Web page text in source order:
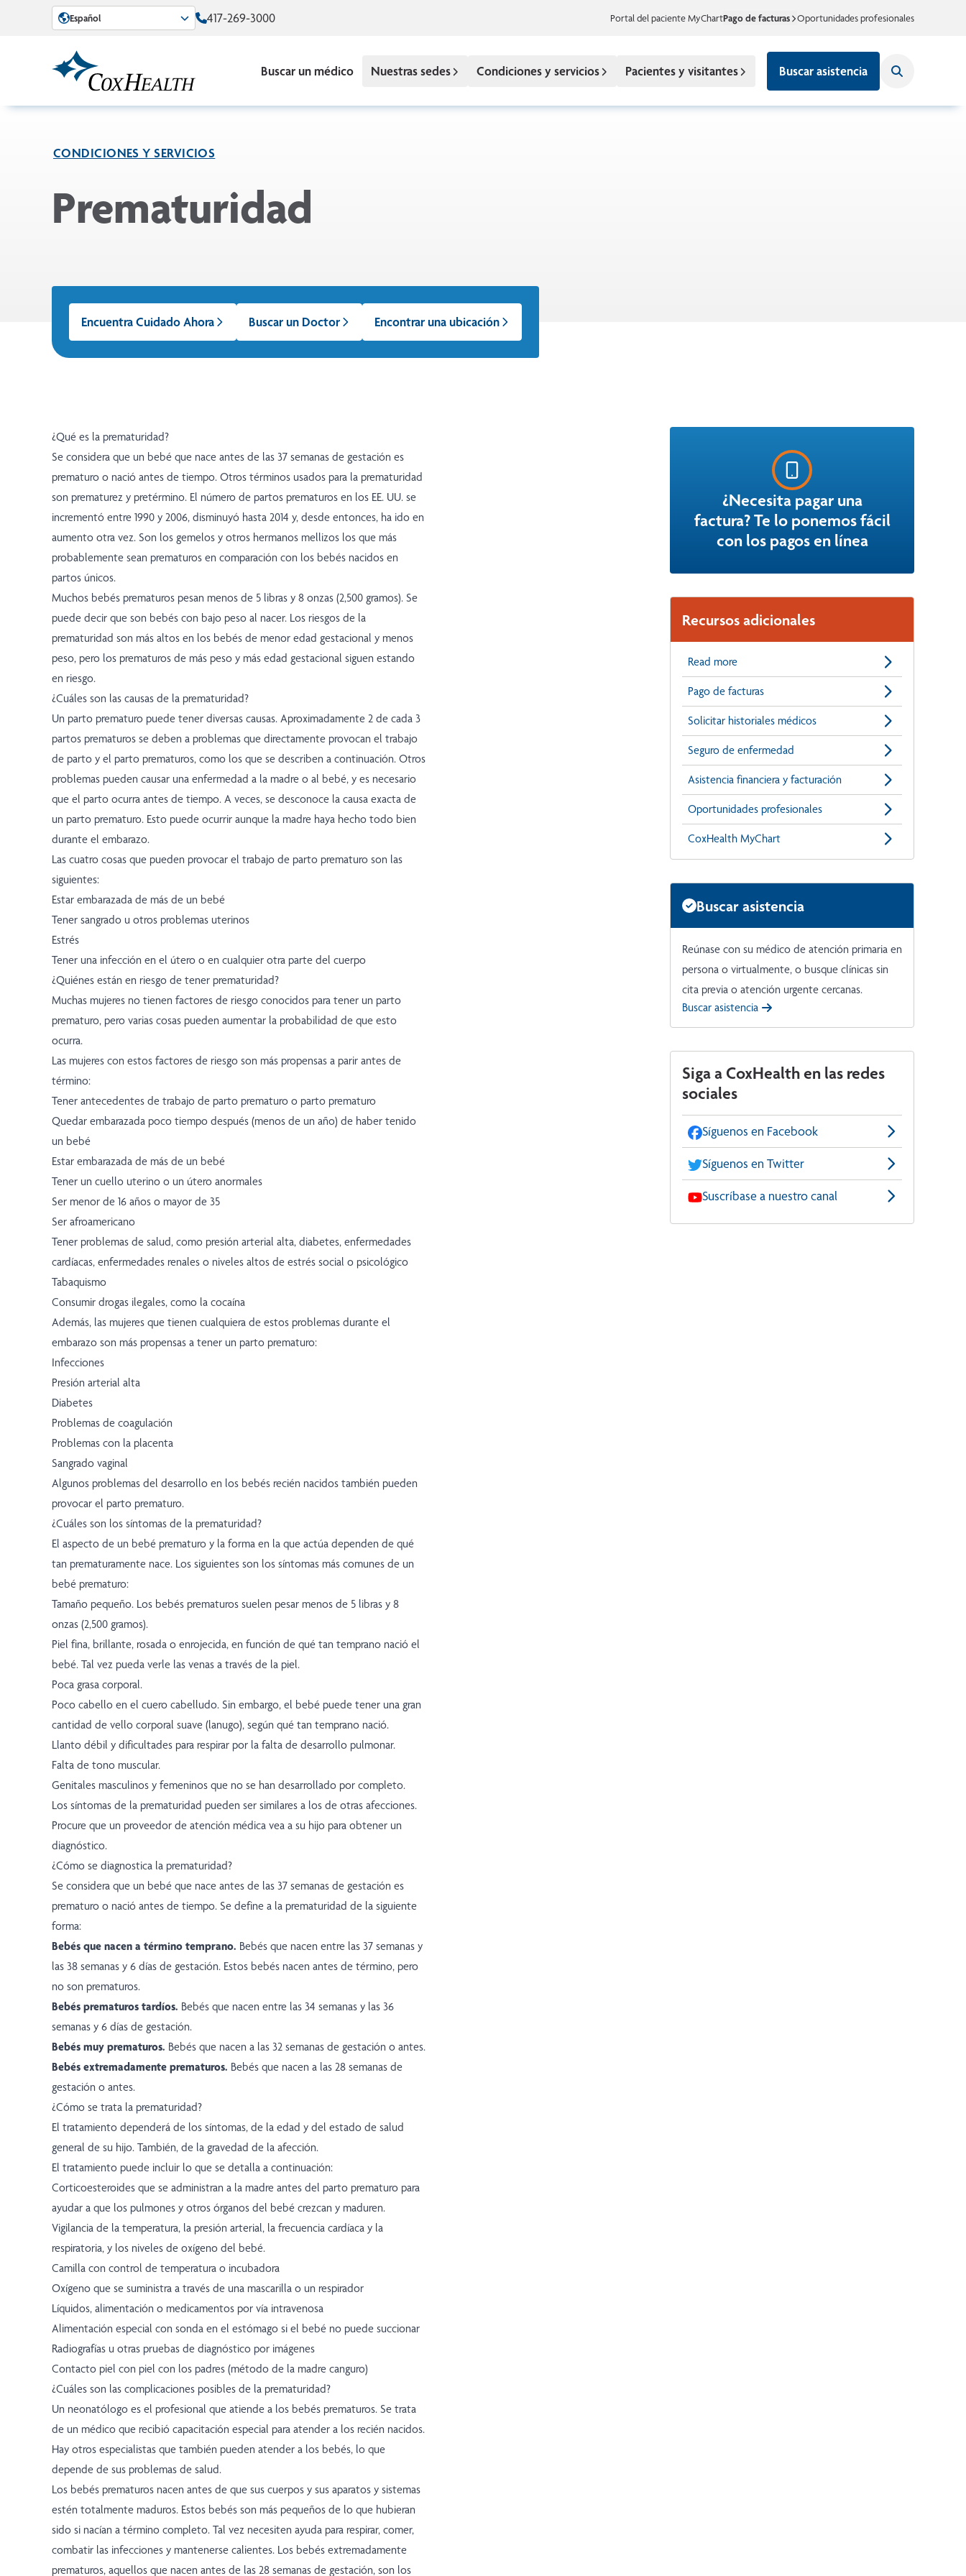
Skip to Main Content
Español 417-269-3000 Portal del paciente MyChartPago de facturas Oportunidades profesionales
Buscar un médico Nuestras sedes Condiciones y servicios Pacientes y visitantes Buscar asistencia
CONDICIONES Y SERVICIOS
Prematuridad
Encuentra Cuidado Ahora Buscar un Doctor Encontrar una ubicación
¿Qué es la prematuridad?
Se considera que un bebé que nace antes de las 37 semanas de gestación es
prematuro o nació antes de tiempo. Otros términos usados para la prematuridad
son prematurez y pretérmino. El número de partos prematuros en los EE. UU. se
incrementó entre 1990 y 2006, disminuyó hasta 2014 y, desde entonces, ha ido en
aumento otra vez. Son los gemelos y otros hermanos mellizos los que más
probablemente sean prematuros en comparación con los bebés nacidos en
partos únicos.
Muchos bebés prematuros pesan menos de 5 libras y 8 onzas (2,500 gramos). Se
puede decir que son bebés con bajo peso al nacer. Los riesgos de la
prematuridad son más altos en los bebés de menor edad gestacional y menos
peso, pero los prematuros de más peso y más edad gestacional siguen estando
en riesgo.
¿Cuáles son las causas de la prematuridad?
Un parto prematuro puede tener diversas causas. Aproximadamente 2 de cada 3
partos prematuros se deben a problemas que directamente provocan el trabajo
de parto y el parto prematuros, como los que se describen a continuación. Otros
problemas pueden causar una enfermedad a la madre o al bebé, y es necesario
que el parto ocurra antes de tiempo. A veces, se desconoce la causa exacta de
un parto prematuro. Esto puede ocurrir aunque la madre haya hecho todo bien
durante el embarazo.
Las cuatro cosas que pueden provocar el trabajo de parto prematuro son las
siguientes:
Estar embarazada de más de un bebé
Tener sangrado u otros problemas uterinos
Estrés
Tener una infección en el útero o en cualquier otra parte del cuerpo
¿Quiénes están en riesgo de tener prematuridad?
Muchas mujeres no tienen factores de riesgo conocidos para tener un parto
prematuro, pero varias cosas pueden aumentar la probabilidad de que esto
ocurra.
Las mujeres con estos factores de riesgo son más propensas a parir antes de
término:
Tener antecedentes de trabajo de parto prematuro o parto prematuro
Quedar embarazada poco tiempo después (menos de un año) de haber tenido
un bebé
Estar embarazada de más de un bebé
Tener un cuello uterino o un útero anormales
Ser menor de 16 años o mayor de 35
Ser afroamericano
Tener problemas de salud, como presión arterial alta, diabetes, enfermedades
cardíacas, enfermedades renales o niveles altos de estrés social o psicológico
Tabaquismo
Consumir drogas ilegales, como la cocaína
Además, las mujeres que tienen cualquiera de estos problemas durante el
embarazo son más propensas a tener un parto prematuro:
Infecciones
Presión arterial alta
Diabetes
Problemas de coagulación
Problemas con la placenta
Sangrado vaginal
Algunos problemas del desarrollo en los bebés recién nacidos también pueden
provocar el parto prematuro.
¿Cuáles son los síntomas de la prematuridad?
El aspecto de un bebé prematuro y la forma en la que actúa dependen de qué
tan prematuramente nace. Los siguientes son los síntomas más comunes de un
bebé prematuro:
Tamaño pequeño. Los bebés prematuros suelen pesar menos de 5 libras y 8
onzas (2,500 gramos).
Piel fina, brillante, rosada o enrojecida, en función de qué tan temprano nació el
bebé. Tal vez pueda verle las venas a través de la piel.
Poca grasa corporal.
Poco cabello en el cuero cabelludo. Sin embargo, el bebé puede tener una gran
cantidad de vello corporal suave (lanugo), según qué tan temprano nació.
Llanto débil y dificultades para respirar por la falta de desarrollo pulmonar.
Falta de tono muscular.
Genitales masculinos y femeninos que no se han desarrollado por completo.
Los síntomas de la prematuridad pueden ser similares a los de otras afecciones.
Procure que un proveedor de atención médica vea a su hijo para obtener un
diagnóstico.
¿Cómo se diagnostica la prematuridad?
Se considera que un bebé que nace antes de las 37 semanas de gestación es
prematuro o nació antes de tiempo. Se define a la prematuridad de la siguiente
forma:
Bebés que nacen a término temprano. Bebés que nacen entre las 37 semanas y
las 38 semanas y 6 días de gestación. Estos bebés nacen antes de término, pero
no son prematuros.
Bebés prematuros tardíos. Bebés que nacen entre las 34 semanas y las 36
semanas y 6 días de gestación.
Bebés muy prematuros. Bebés que nacen a las 32 semanas de gestación o antes.
Bebés extremadamente prematuros. Bebés que nacen a las 28 semanas de
gestación o antes.
¿Cómo se trata la prematuridad?
El tratamiento dependerá de los síntomas, de la edad y del estado de salud
general de su hijo. También, de la gravedad de la afección.
El tratamiento puede incluir lo que se detalla a continuación:
Corticoesteroides que se administran a la madre antes del parto prematuro para
ayudar a que los pulmones y otros órganos del bebé crezcan y maduren.
Vigilancia de la temperatura, la presión arterial, la frecuencia cardíaca y la
respiratoria, y los niveles de oxígeno del bebé.
Camilla con control de temperatura o incubadora
Oxígeno que se suministra a través de una mascarilla o un respirador
Líquidos, alimentación o medicamentos por vía intravenosa
Alimentación especial con sonda en el estómago si el bebé no puede succionar
Radiografías u otras pruebas de diagnóstico por imágenes
Contacto piel con piel con los padres (método de la madre canguro)
¿Cuáles son las complicaciones posibles de la prematuridad?
Un neonatólogo es el profesional que atiende a los bebés prematuros. Se trata
de un médico que recibió capacitación especial para atender a los recién nacidos.
Hay otros especialistas que también pueden atender a los bebés, lo que
depende de sus problemas de salud.
Los bebés prematuros nacen antes de que sus cuerpos y sus aparatos y sistemas
estén totalmente maduros. Estos bebés son más pequeños de lo que hubieran
sido si nacían a término completo. Tal vez necesiten ayuda para respirar, comer,
combatir las infecciones y mantenerse calientes. Los bebés extremadamente
prematuros, aquellos que nacen antes de las 28 semanas de gestación, son los
¿Necesita pagar una
factura? Te lo ponemos fácil
con los pagos en línea
Recursos adicionales
Read more
Pago de facturas
Solicitar historiales médicos
Seguro de enfermedad
Asistencia financiera y facturación
Oportunidades profesionales
CoxHealth MyChart
Buscar asistencia
Reúnase con su médico de atención primaria en
persona o virtualmente, o busque clínicas sin
cita previa o atención urgente cercanas.
Buscar asistencia
Siga a CoxHealth en las redes
sociales
Síguenos en Facebook
Síguenos en Twitter
Suscríbase a nuestro canal